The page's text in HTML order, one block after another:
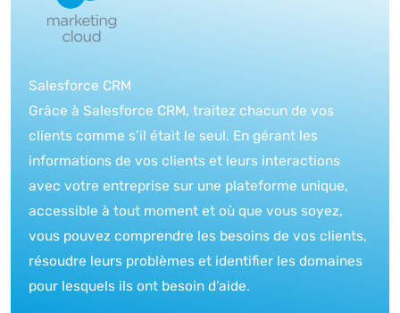
Salesforce CRM
Grâce à Salesforce CRM, traitez chacun de vos
clients comme s’il était le seul. En gérant les
informations de vos clients et leurs interactions
avec votre entreprise sur une plateforme unique,
accessible à tout moment et où que vous soyez,
vous pouvez comprendre les besoins de vos clients,
résoudre leurs problèmes et identifier les domaines
pour lesquels ils ont besoin d’aide.